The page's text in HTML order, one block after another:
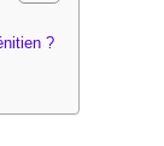
?